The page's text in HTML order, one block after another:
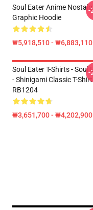
Soul Eater Anime
Graphic Hoodie
₩5,918,510 - ₩6,883,110
-
Soul Eater T-Shirts - Soul
- Shinigami Classic T-Shirt
RB1204
₩3,651,700 - ₩4,202,900
-